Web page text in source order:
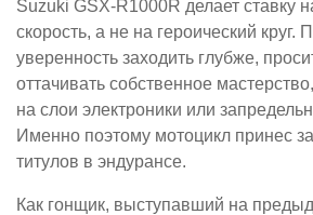
Suzuki GSX-R1000R делает ставку
скорость, а не на героический круг.
уверенность заходить глубже,
оттачивать собственное
на слои электроники или
Именно поэтому мотоцикл принес
титулов в эндурансе.
Как гонщик, выступавший на